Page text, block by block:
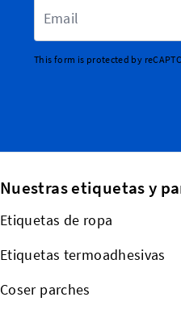
This form is protected by
Nuestras etiquetas y
Etiquetas de ropa
Etiquetas termoadhesivas
Coser parches